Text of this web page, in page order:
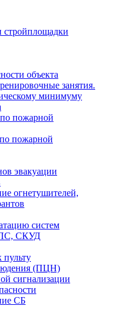
стройплощадки
объекта
занятия.
минимуму
пожарной
пожарной
эвакуации
огнетушителей,
систем
ПС, СКУД
(ПЦН)
сигнализации
СБ